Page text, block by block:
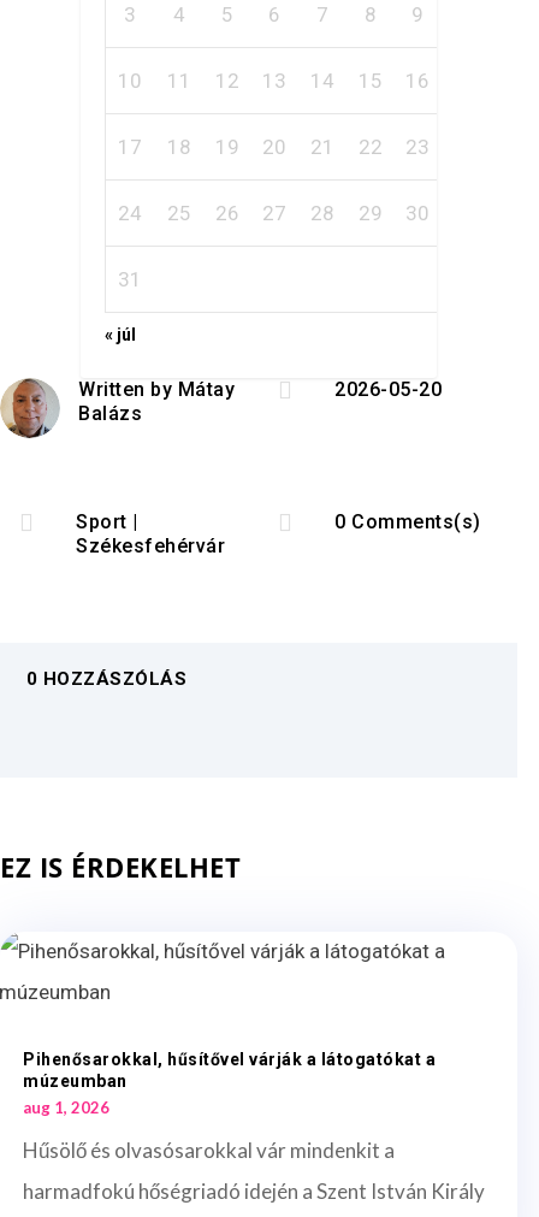
3 4 5 6 7 8 9
10 11 12 13 14 15 16
17 18 19 20 21 22 23
24 25 26 27 28 29 30
31
« júl
Written by Mátay
Balázs
 2026-05-20
 Sport |
Székesfehérvár
 0 Comments(s)
0 HOZZÁSZÓLÁS
EZ IS ÉRDEKELHET
Pihenősarokkal, hűsítővel várják a látogatókat a
múzeumban
aug 1, 2026
Hűsölő és olvasósarokkal vár mindenkit a
harmadfokú hőségriadó idején a Szent István Király